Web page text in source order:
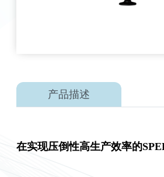
产品描述
在实现压倒性高生产效率的